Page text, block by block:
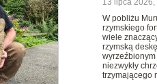
13 lipca 2026,
W pobliżu
rzymskiego
wiele
rzymską
niezwykły
trzymającego